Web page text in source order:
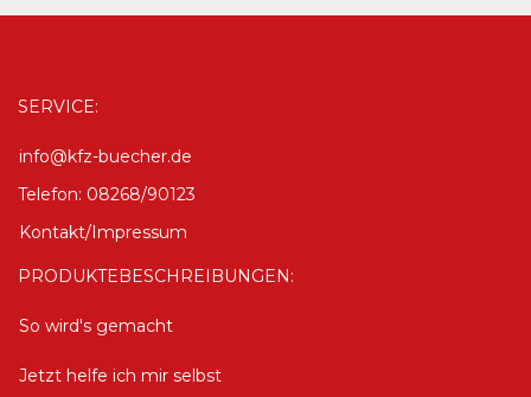
SERVICE:
info@kfz-buecher.de
Telefon: 08268/90123
Kontakt/Impressum
PRODUKTEBESCHREIBUNGEN:
So wird's gemacht
Jetzt helfe ich mir selbst